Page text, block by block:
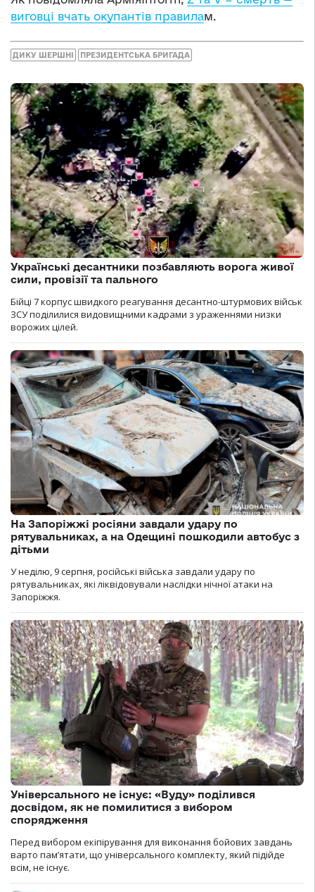
виговці вчать окупантів правилам.
ДИКУ ШЕРШНІ ПРЕЗИДЕНТСЬКА БРИГАДА
Українські десантники позбавляють ворога живої
сили, провізії та пального
Бійці 7 корпус швидкого реагування десантно-штурмових військ
ЗСУ поділилися видовищними кадрами з ураженнями низки
ворожих цілей.
На Запоріжжі росіяни завдали удару по
рятувальниках, а на Одещині пошкодили автобус з
дітьми
У неділю, 9 серпня, російські війська завдали удару по
рятувальниках, які ліквідовували наслідки нічної атаки на
Запоріжжя.
Універсального не існує: «Вуду» поділився
досвідом, як не помилитися з вибором
спорядження
Перед вибором екіпірування для виконання бойових завдань
варто пам’ятати, що універсального комплекту, який підійде
всім, не існує.